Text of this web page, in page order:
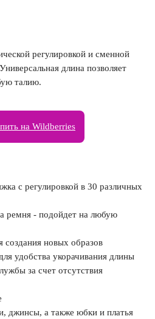
регулировкой и сменной
длина позволяет
талию.
на Wildberries
с регулировкой в 30 различных
ремня - подойдет на любую
новых образов
удобства укорачивания длины
за счет отсутствия
джинсы, а также юбки и платья